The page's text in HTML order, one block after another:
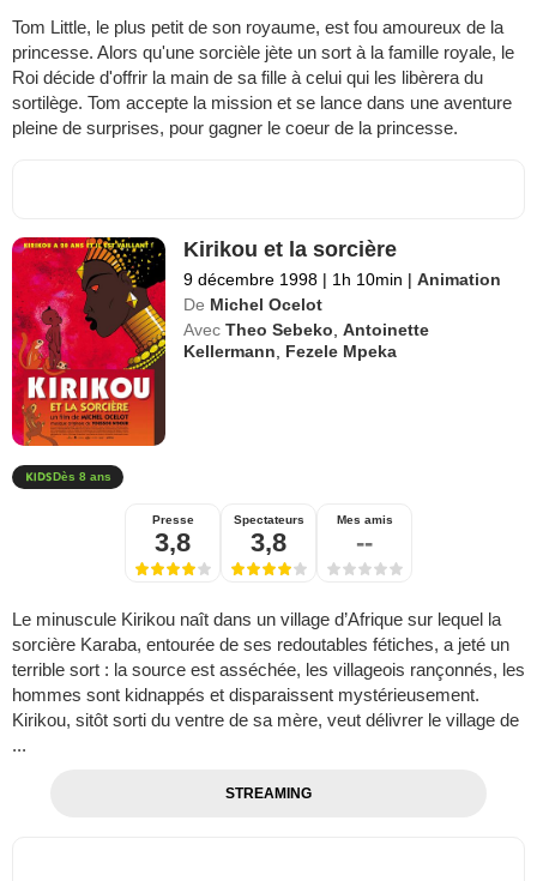
Tom Little, le plus petit de son royaume, est fou amoureux de la
princesse. Alors qu'une sorcièle jète un sort à la famille royale, le
Roi décide d'offrir la main de sa fille à celui qui les libèrera du
sortilège. Tom accepte la mission et se lance dans une aventure
pleine de surprises, pour gagner le coeur de la princesse.
Kirikou et la sorcière
9 décembre 1998 | 1h 10min | Animation
De Michel Ocelot
Avec Theo Sebeko ,Antoinette
Kellermann
Fezele Mpeka
Dès 8 ans
Presse
3,8
Spectateurs
3,8
Mes amis
--
Le minuscule Kirikou naît dans un village d’Afrique sur lequel la
sorcière Karaba, entourée de ses redoutables fétiches, a jeté un
terrible sort : la source est asséchée, les villageois rançonnés, les
hommes sont kidnappés et disparaissent mystérieusement.
Kirikou, sitôt sorti du ventre de sa mère, veut délivrer le village de
...
STREAMING